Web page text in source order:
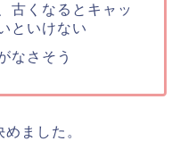
古くなるとキャッ
といけない
なさそう
ました。